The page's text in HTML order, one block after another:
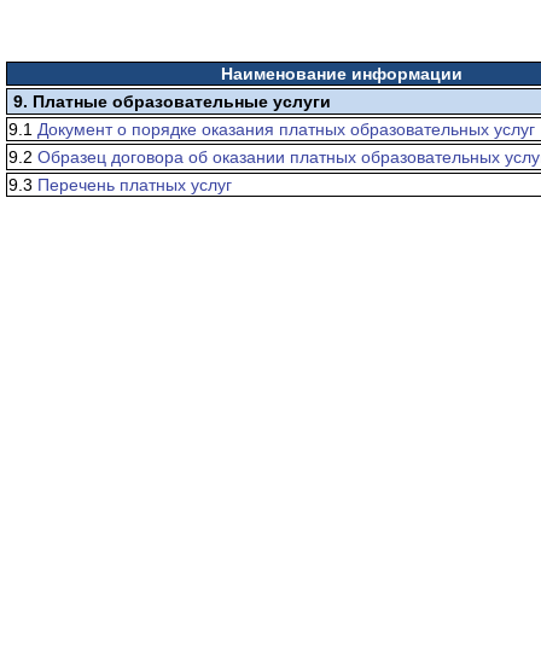
Наименование информации
9. Платные образовательные услуги
9.1 Документ о порядке оказания платных образовательных услуг
9.2 Образец договора об оказании платных образовательных
9.3 Перечень платных услуг